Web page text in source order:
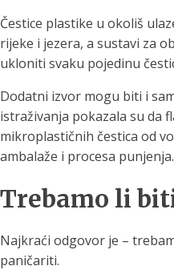
Čestice plastike u okoliš
rijeke i jezera, a sustavi za
ukloniti svaku pojedinu
Dodatni izvor mogu biti i
istraživanja pokazala su da
mikroplastičnih čestica od
ambalaže i procesa punjenja.
Trebamo li
Najkraći odgovor je –
paničariti.